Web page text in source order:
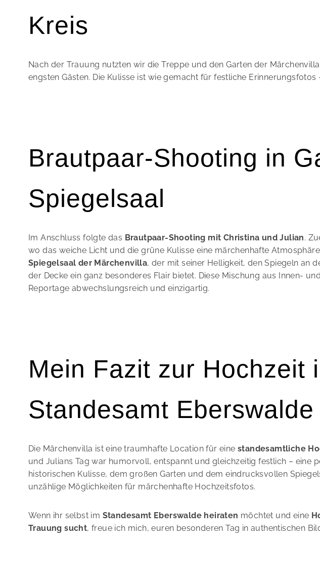
Kreis
Nach der Trauung nutzten wir die Treppe und den Garten der
engsten Gästen. Die Kulisse ist wie gemacht für festliche Erinnerungsfotos
Brautpaar-Shooting in
Spiegelsaal
Im Anschluss folgte das Brautpaar-Shooting mit Christina und Julian.
wo das weiche Licht und die grüne Kulisse eine märchenhafte
Spiegelsaal der Märchenvilla, der mit seiner Helligkeit, den Spiegeln an
der Decke ein ganz besonderes Flair bietet. Diese Mischung aus Innen-
Reportage abwechslungsreich und einzigartig.
Mein Fazit zur Hochzeit
Standesamt Eberswalde
Die Märchenvilla ist eine traumhafte Location für eine standesamtliche
und Julians Tag war humorvoll, entspannt und gleichzeitig festlich – eine
historischen Kulisse, dem großen Garten und dem eindrucksvollen
unzählige Möglichkeiten für märchenhafte Hochzeitsfotos.
Wenn ihr selbst im Standesamt Eberswalde heiraten möchtet und eine
Trauung sucht, freue ich mich, euren besonderen Tag in authentischen